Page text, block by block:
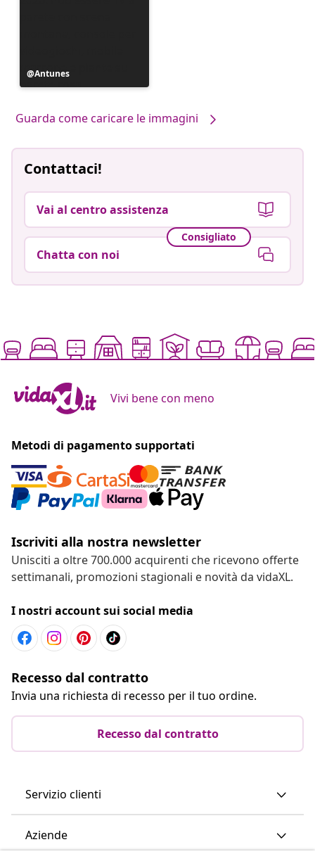
Post
pubblicato
Antunes
Guarda come caricare le immagini
Contattaci!
Vai al centro assistenza
Consigliato
Chatta con noi
Vivi bene con meno
Metodi di pagamento supportati
Iscriviti alla nostra newsletter
Unisciti a oltre 700.000 acquirenti che ricevono offerte
settimanali, promozioni stagionali e novità da vidaXL.
I nostri account sui social media
Recesso dal contratto
Invia una richiesta di recesso per il tuo ordine.
Recesso dal contratto
Servizio clienti
Aziende